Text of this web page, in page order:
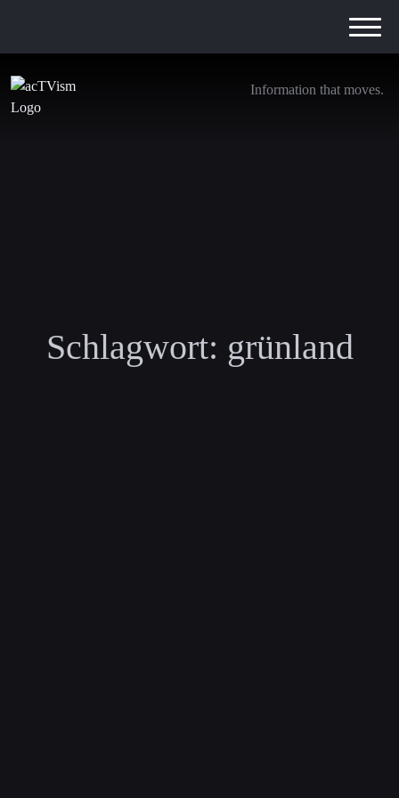
Information that moves.
Schlagwort: grünland